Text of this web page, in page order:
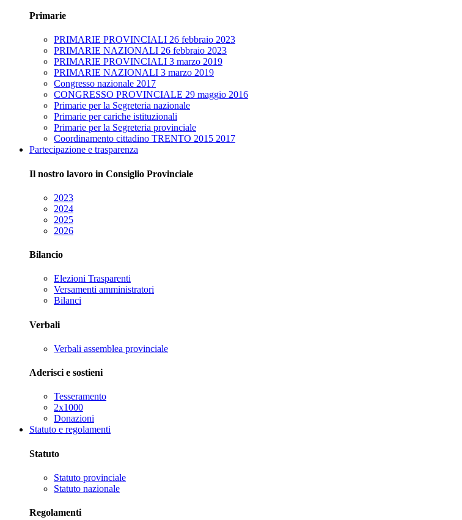
Primarie
PRIMARIE PROVINCIALI 26 febbraio 2023
PRIMARIE NAZIONALI 26 febbraio 2023
PRIMARIE PROVINCIALI 3 marzo 2019
PRIMARIE NAZIONALI 3 marzo 2019
Congresso nazionale 2017
CONGRESSO PROVINCIALE 29 maggio 2016
Primarie per la Segreteria nazionale
Primarie per cariche istituzionali
Primarie per la Segreteria provinciale
Coordinamento cittadino TRENTO 2015 2017
Partecipazione e trasparenza
Il nostro lavoro in Consiglio Provinciale
2023
2024
2025
2026
Bilancio
Elezioni Trasparenti
Versamenti amministratori
Bilanci
Verbali
Verbali assemblea provinciale
Aderisci e sostieni
Tesseramento
2x1000
Donazioni
Statuto e regolamenti
Statuto
Statuto provinciale
Statuto nazionale
Regolamenti